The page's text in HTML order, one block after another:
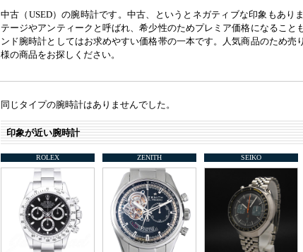
中古（USED）の腕時計です。中古、というとネガティブな印象もあり
テージやアンティークと呼ばれ、希少性のためプレミア価格になること
ンド腕時計としてはお求めやすい価格帯の一本です。人気商品のため売
様の商品をお探しください。
同じタイプの腕時計はありませんでした。
印象が近い腕時計
ROLEX ZENITH SEIKO